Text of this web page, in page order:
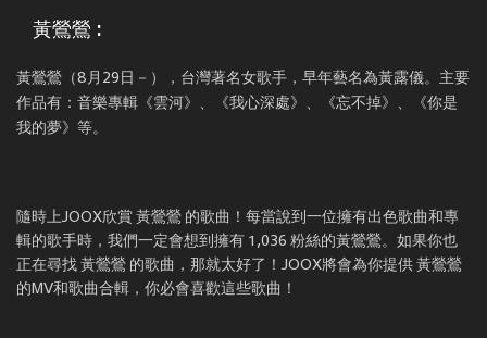
黃鶯鶯 :
黃鶯鶯（8月29日－），台灣著名女歌手，早年藝名為黃露儀。主要
作品有：音樂專輯《雲河》、《我心深處》、《忘不掉》、《你是
我的夢》等。
隨時上JOOX欣賞 黃鶯鶯 的歌曲！每當說到一位擁有出色歌曲和專
輯的歌手時，我們一定會想到擁有 1,036 粉絲的黃鶯鶯。如果你也
正在尋找 黃鶯鶯 的歌曲，那就太好了！JOOX將會為你提供 黃鶯鶯
的MV和歌曲合輯，你必會喜歡這些歌曲！